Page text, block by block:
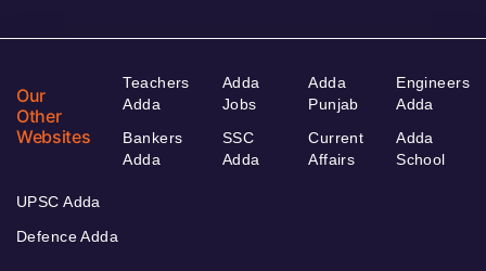
Our
Other
Websites
Teachers
Adda
Bankers
Adda
Adda
Jobs
SSC
Adda
Adda
Punjab
Current
Affairs
Engineers
Adda
Adda
School
UPSC Adda
Defence Adda